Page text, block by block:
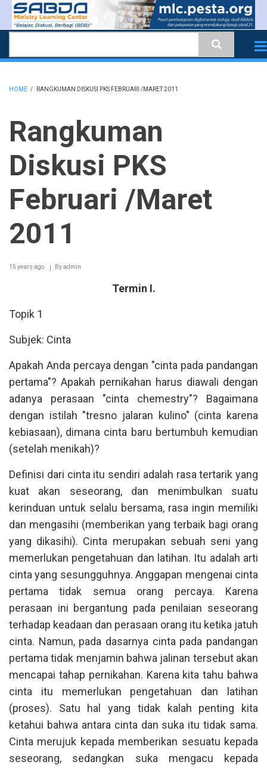
Skip
content
HOME / RANGKUMAN DISKUSI PKS FEBRUARI /MARET 2011
Rangkuman
Diskusi PKS
Februari /Maret
2011
15 years ago Byadmin
Termin I.
Topik 1
Subjek: Cinta
Apakah Anda percaya dengan "cinta pada pandangan
pertama"? Apakah pernikahan harus diawali dengan
adanya perasaan "cinta chemestry"? Bagaimana
dengan istilah "tresno jalaran kulino" (cinta karena
kebiasaan), dimana cinta baru bertumbuh kemudian
(setelah menikah)?
Definisi dari cinta itu sendiri adalah rasa tertarik yang
kuat akan seseorang, dan menimbulkan suatu
kerinduan untuk selalu bersama, rasa ingin memiliki
dan mengasihi (memberikan yang terbaik bagi orang
yang dikasihi). Cinta merupakan sebuah seni yang
memerlukan pengetahuan dan latihan. Itu adalah arti
cinta yang sesungguhnya. Anggapan mengenai cinta
pertama tidak semua orang percaya. Karena
perasaan ini bergantung pada penilaian seseorang
terhadap keadaan dan perasaan orang itu ketika jatuh
cinta. Namun, pada dasarnya cinta pada pandangan
pertama tidak menjamin bahwa jalinan tersebut akan
mencapai tahap pernikahan. Karena kita tahu bahwa
cinta itu memerlukan pengetahuan dan latihan
(proses). Satu hal yang tidak kalah penting kita
ketahui bahwa antara cinta dan suka itu tidak sama.
Cinta merujuk kepada memberikan sesuatu kepada
seseorang, sedangkan suka mengacu kepada